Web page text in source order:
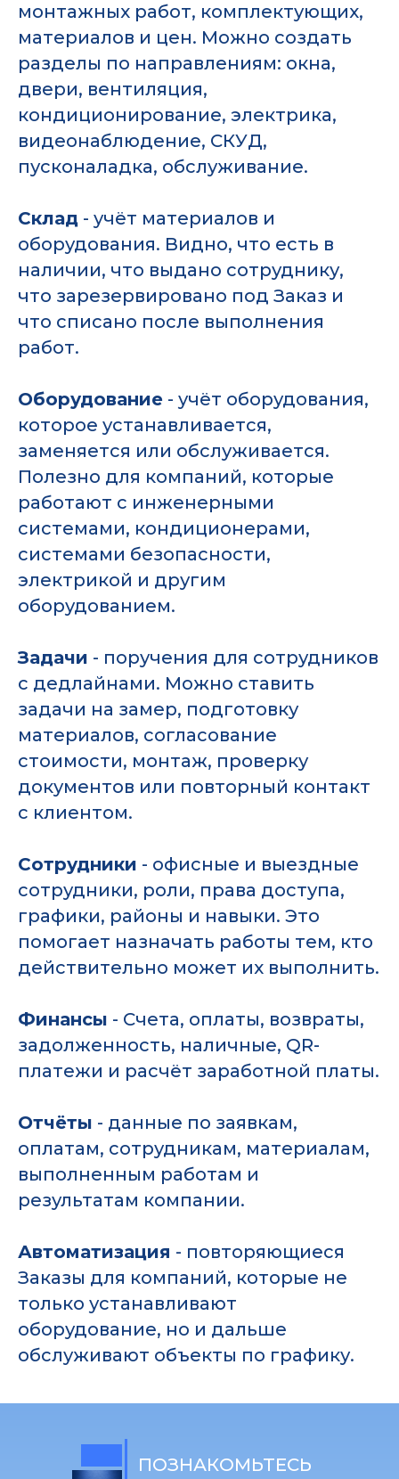
монтажных работ, комплектующих,
материалов и цен. Можно создать
разделы по направлениям: окна,
двери, вентиляция,
кондиционирование, электрика,
видеонаблюдение, СКУД,
пусконаладка, обслуживание.
Склад - учёт материалов и
оборудования. Видно, что есть в
наличии, что выдано сотруднику,
что зарезервировано под Заказ и
что списано после выполнения
работ.
Оборудование - учёт оборудования,
которое устанавливается,
заменяется или обслуживается.
Полезно для компаний, которые
работают с инженерными
системами, кондиционерами,
системами безопасности,
электрикой и другим
оборудованием.
Задачи - поручения для сотрудников
с дедлайнами. Можно ставить
задачи на замер, подготовку
материалов, согласование
стоимости, монтаж, проверку
документов или повторный контакт
с клиентом.
Сотрудники - офисные и выездные
сотрудники, роли, права доступа,
графики, районы и навыки. Это
помогает назначать работы тем, кто
действительно может их выполнить.
Финансы - Счета, оплаты, возвраты,
задолженность, наличные, QR-
платежи и расчёт заработной платы.
Отчёты - данные по заявкам,
оплатам, сотрудникам, материалам,
выполненным работам и
результатам компании.
Автоматизация - повторяющиеся
Заказы для компаний, которые не
только устанавливают
оборудование, но и дальше
обслуживают объекты по графику.
ПОЗНАКОМЬТЕСЬ